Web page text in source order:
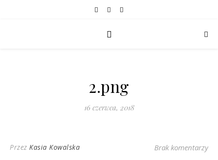
2.png
16 czerwca, 2018
Przez Kasia Kowalska Brak komentarzy